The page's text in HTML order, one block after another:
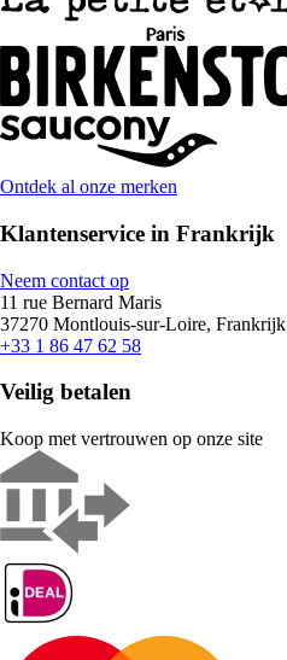
Ontdek al onze merken
Klantenservice in Frankrijk
Neem contact op
11 rue Bernard Maris
37270 Montlouis-sur-Loire, Frankrijk
+33 1 86 47 62 58
Veilig betalen
Koop met vertrouwen op onze site